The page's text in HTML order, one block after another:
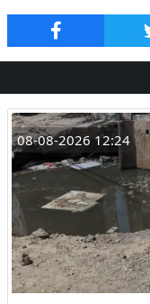
08-08-2026 12:24